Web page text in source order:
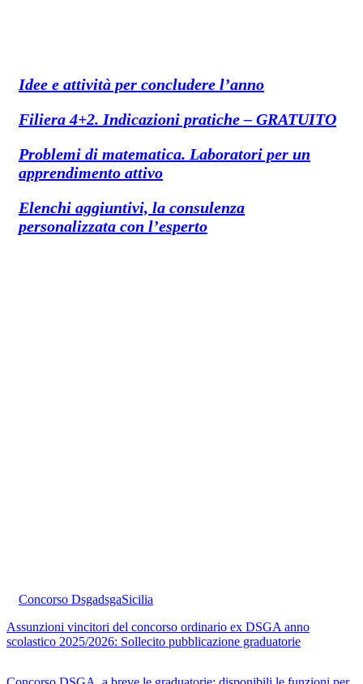
Idee e attività per concludere l’anno
Filiera 4+2. Indicazioni pratiche – GRATUITO
Problemi di matematica. Laboratori per un
apprendimento attivo
Elenchi aggiuntivi, la consulenza
personalizzata con l’esperto
Concorso DsgadsgaSicilia
Assunzioni vincitori del concorso ordinario ex DSGA anno
scolastico 2025/2026: Sollecito pubblicazione graduatorie